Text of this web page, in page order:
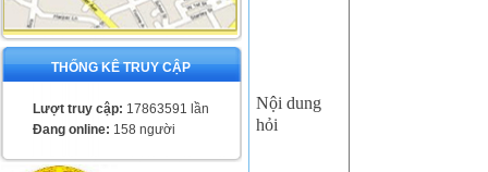
THỐNG KÊ TRUY CẬP
Lượt truy cập: 17863591 lần
Đang online: 158 người
Nội dung
hỏi